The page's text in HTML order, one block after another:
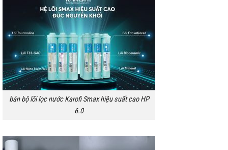
bán bộ lõi lọc nước Karofi Smax hiệu suất cao HP
6.0